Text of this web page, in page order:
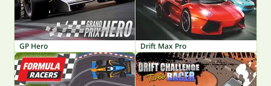
GP Hero Drift Max Pro